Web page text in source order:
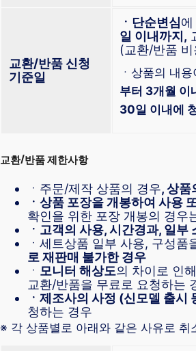
교환/반품 신청
기준일
ㆍ단순변심
일 이내까지,
(교환/반품
ㆍ상품의 내
부터 3개월 이
30일 이내에
교환/반품 제한사항
ㆍ주문/제작 상품의 경우, 상품
ㆍ상품 포장을 개봉하여 사용
확인을 위한 포장 개봉의 경우
ㆍ고객의 사용, 시간경과, 일부
ㆍ세트상품 일부 사용, 구성
로 재판매 불가한 경우
ㆍ 모니터 해상도의 차이로 인
교환/반품을 무료로 요청하는
ㆍ제조사의 사정 (신모델 출시
청하는 경우
※ 각 상품별로 아래와 같은 사유로